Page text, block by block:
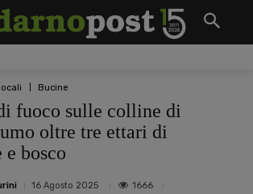
Bucine
fuoco sulle colline di
oltre tre ettari di
e bosco
16 Agosto 2025 1666